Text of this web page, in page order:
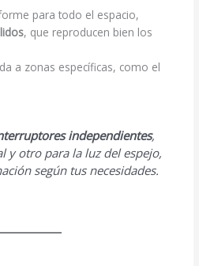
para todo el espacio,
, que reproducen bien los
a zonas específicas, como el
independientes,
y otro para la luz del espejo,
según tus necesidades.